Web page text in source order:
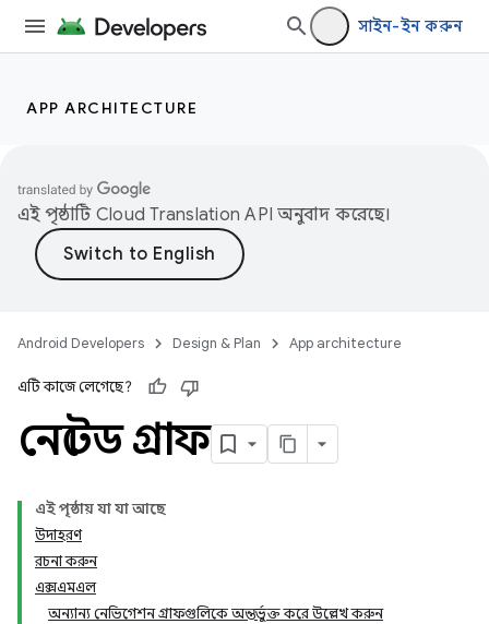
সাইন-ইন করুন
APP ARCHITECTURE
এই পৃষ্ঠাটি Cloud Translation API অনুবাদ করেছে।
Android Developers Design & Plan App architecture
এটি কাজে লেগেছে?
নেস্টেড গ্রাফ
এই পৃষ্ঠায় যা যা আছে
উদাহরণ
রচনা করুন
এক্সএমএল
অন্যান্য নেভিগেশন গ্রাফগুলিকে অন্তর্ভুক্ত করে উল্লেখ করুন